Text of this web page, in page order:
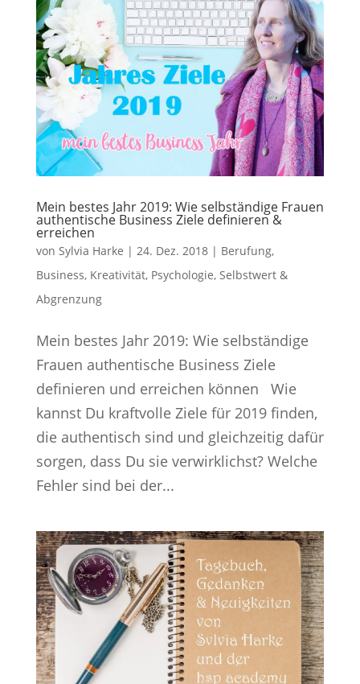
Mein bestes Jahr 2019: Wie selbständige Frauen
authentische Business Ziele definieren &
erreichen
von Sylvia Harke | 24. Dez. 2018| Berufung,
Business, Kreativität, Psychologie, Selbstwert &
Abgrenzung
Mein bestes Jahr 2019: Wie selbständige
Frauen authentische Business Ziele
definieren und erreichen können Wie
kannst Du kraftvolle Ziele für 2019 finden,
die authentisch sind und gleichzeitig dafür
sorgen, dass Du sie verwirklichst? Welche
Fehler sind bei der...